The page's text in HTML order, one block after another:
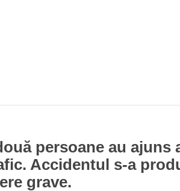
persoane au
Accidentul s-a
grave.